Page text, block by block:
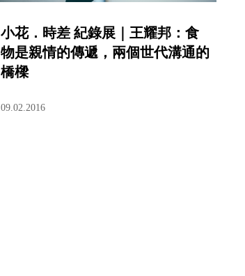
小花．時差 紀錄展｜王耀邦：食
物是親情的傳遞，兩個世代溝通的
橋樑
09.02.2016